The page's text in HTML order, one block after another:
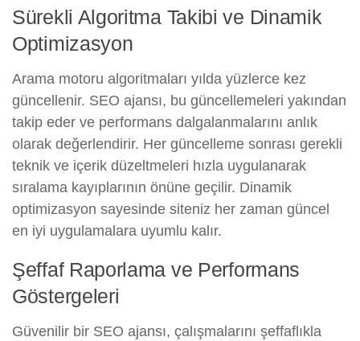
Sürekli Algoritma Takibi ve Dinamik
Optimizasyon
Arama motoru algoritmaları yılda yüzlerce kez
güncellenir. SEO ajansı, bu güncellemeleri yakından
takip eder ve performans dalgalanmalarını anlık
olarak değerlendirir. Her güncelleme sonrası gerekli
teknik ve içerik düzeltmeleri hızla uygulanarak
sıralama kayıplarının önüne geçilir. Dinamik
optimizasyon sayesinde siteniz her zaman güncel
en iyi uygulamalara uyumlu kalır.
Şeffaf Raporlama ve Performans
Göstergeleri
Güvenilir bir SEO ajansı, çalışmalarını şeffaflıkla